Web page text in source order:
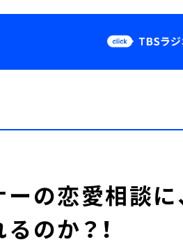
Podcast
の恋愛相談に
のか？！